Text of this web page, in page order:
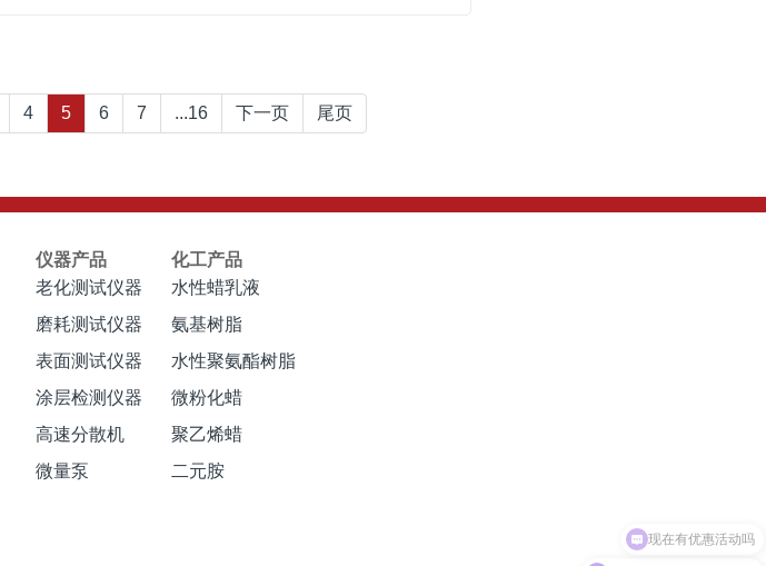
4 5 6 7 ...16 下一页 尾页
仪器产品
老化测试仪器
磨耗测试仪器
表面测试仪器
涂层检测仪器
高速分散机
微量泵
化工产品
水性蜡乳液
氨基树脂
水性聚氨酯树脂
微粉化蜡
聚乙烯蜡
二元胺